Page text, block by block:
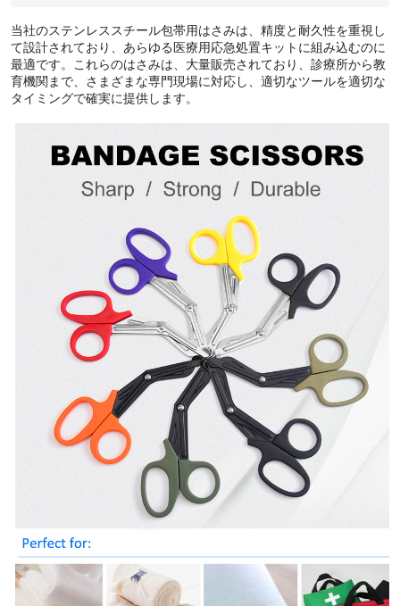
当社のステンレススチール包帯用はさみは、精度と耐久性を重視し
て設計されており、あらゆる医療用応急処置キットに組み込むのに
最適です。これらのはさみは、大量販売されており、診療所から教
育機関まで、さまざまな専門現場に対応し、適切なツールを適切な
タイミングで確実に提供します。